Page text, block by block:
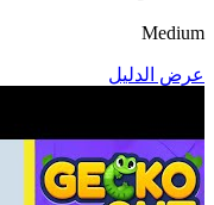
Medium
عرض الدليل